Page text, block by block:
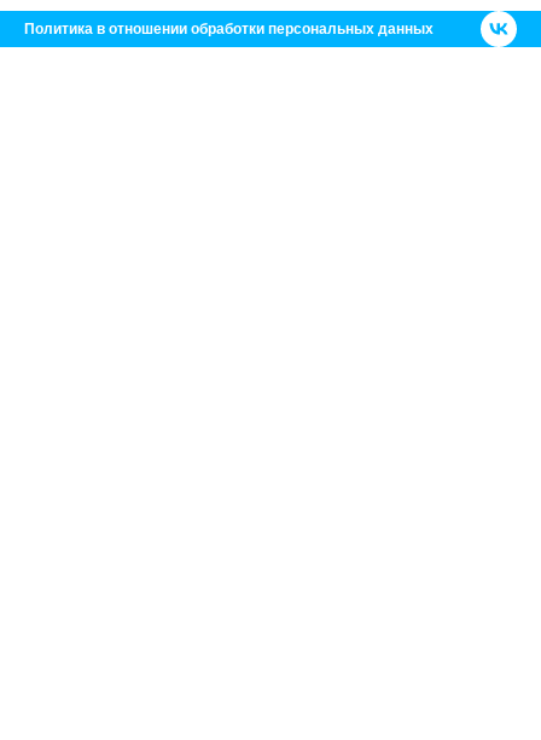
Политика в отношении обработки персональных данных